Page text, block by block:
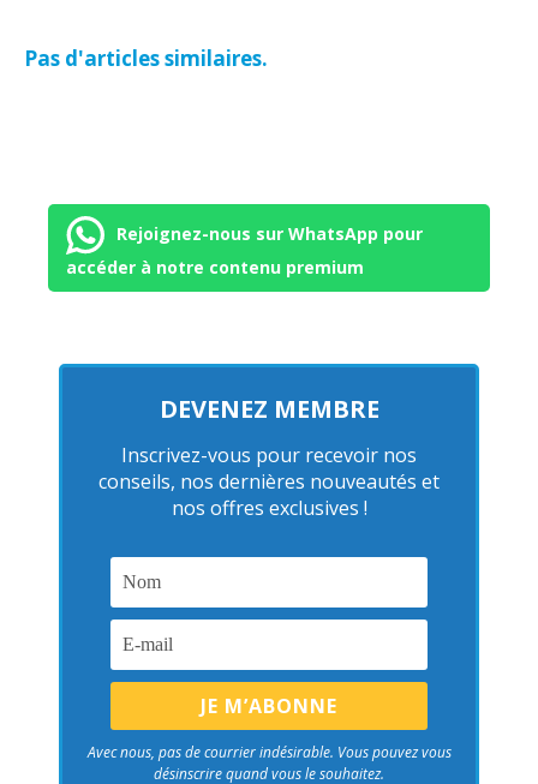
Pas d'articles similaires.
Rejoignez-nous sur WhatsApp pour
accéder à notre contenu premium
DEVENEZ MEMBRE
Inscrivez-vous pour recevoir nos
conseils, nos dernières nouveautés et
nos offres exclusives !
Avec nous, pas de courrier indésirable. Vous pouvez vous
désinscrire quand vous le souhaitez.